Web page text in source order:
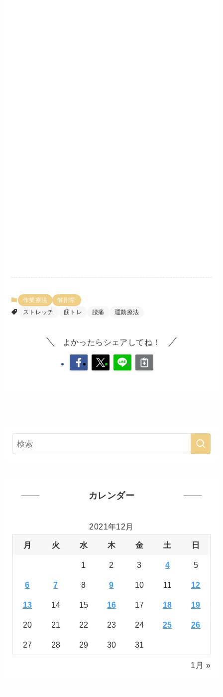
作業療法
解剖学
ストレッチ
筋トレ 腰痛 運動療法
よかったらシェアしてね！
カレンダー
2021年12月
月 火 水 木 金 土 日
1 2 3 4 5
6 7 8 9 10 11 12
13 14 15 16 17 18 19
20 21 22 23 24 25 26
27 28 29 30 31
1月 »